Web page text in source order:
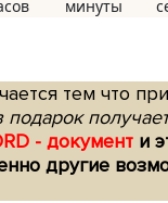
тем что
- документ и
другие